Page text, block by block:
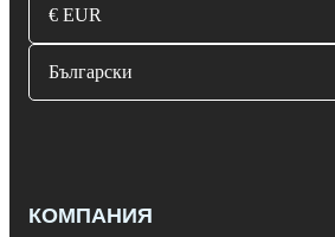
€ EUR
Български
КОМПАНИЯ